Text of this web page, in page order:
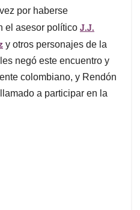
por haberse
el asesor político J.J.
y otros personajes de la
negó este encuentro y
colombiano, y Rendón
a participar en la